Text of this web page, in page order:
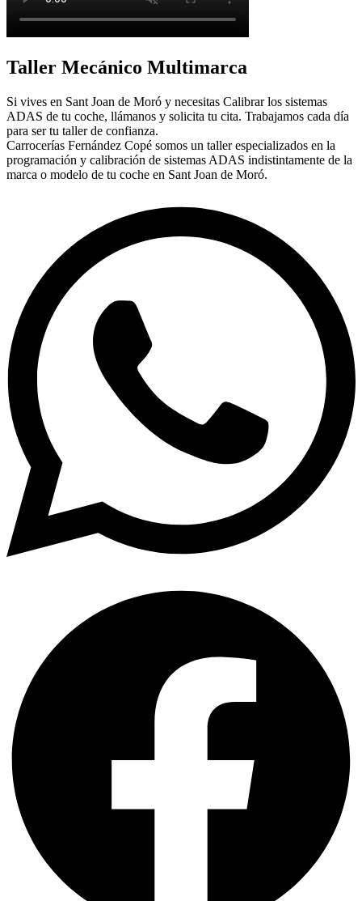
Taller Mecánico Multimarca
Si vives en Sant Joan de Moró y necesitas Calibrar los sistemas
ADAS de tu coche, llámanos y solicita tu cita. Trabajamos cada día
para ser tu taller de confianza.
Carrocerías Fernández Copé somos un taller especializados en la
programación y calibración de sistemas ADAS indistintamente de la
marca o modelo de tu coche en Sant Joan de Moró.